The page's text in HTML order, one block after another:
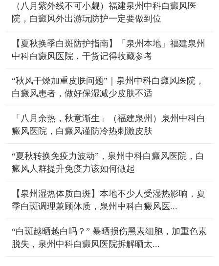
（八月紫外线不可小觑）福建泉州中科白癜风医
院，白癜风外出游玩防护一定要做到位
【夏秋换季白斑防护指南】「泉州本地」福建泉州
中科白癜风医院，干货记得收藏参考
“秋风干燥加重皮肤问题”｜泉州中科白癜风医院，
白癜风患者，做好保湿减少皮肤不适
「八月余热，秋意渐生」（福建泉州）泉州中科白
癜风医院，白癜风谨防冷热刺激皮肤
“夏秋转换免疫力波动”，泉州中科白癜风医院，白
癜风人群提升免疫力该如何做起
【泉州湿热体质白斑】本地不少人受湿热影响，夏
季白斑调理兼顾体质，泉州中科白癜风医...
“白斑越晒越白吗？” 暴晒损伤黑素细胞，加重色素
脱失，泉州中科白癜风医院拆解晒太...